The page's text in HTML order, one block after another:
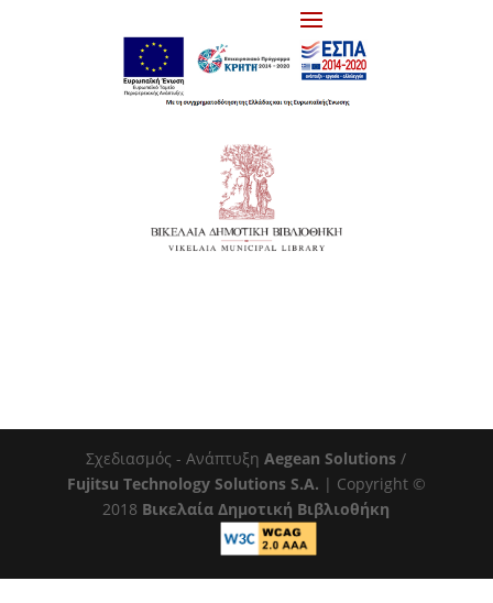
Σχεδιασμός - ΑνάπτυξηAegean Solutions /
Fujitsu Technology Solutions S.A. | Copyright ©
2018 Βικελαία Δημοτική Βιβλιοθήκη